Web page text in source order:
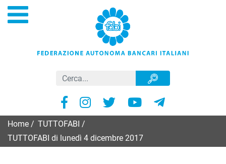
Home TUTTOFABI
TUTTOFABI di lunedì 4 dicembre 2017